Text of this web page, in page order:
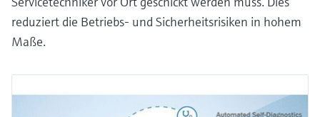
reduziert die Betriebs- und Sicherheitsrisiken in hohem
Maße.